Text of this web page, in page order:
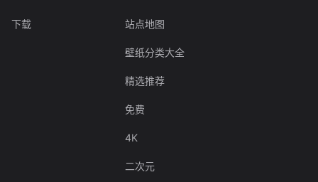
下载 站点地图
壁纸分类大全
精选推荐
免费
4K
二次元